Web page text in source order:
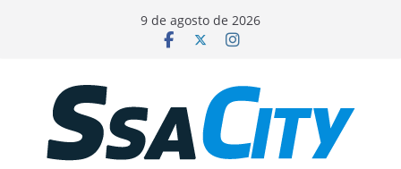
conteúdo
9 de agosto de 2026